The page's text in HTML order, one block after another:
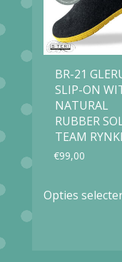
BR-21
SLIP-ON
NATURAL
RUBBER
TEAM
€99,00
Opties